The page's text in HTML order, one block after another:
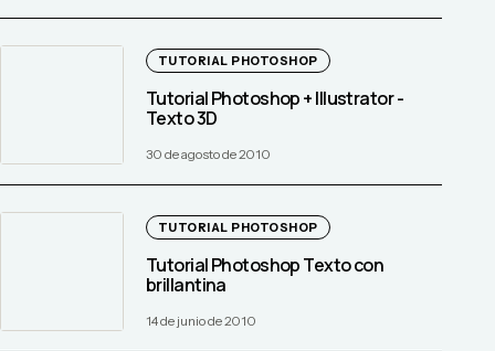
TUTORIAL PHOTOSHOP
Tutorial Photoshop + Illustrator -
Texto 3D
30 de agosto de 2010
TUTORIAL PHOTOSHOP
Tutorial Photoshop Texto con
brillantina
14 de junio de 2010